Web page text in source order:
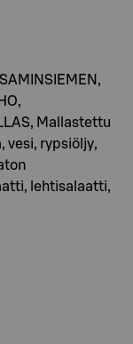
Mallastettu
vesi, rypsiöljy,
lehtisalaatti,